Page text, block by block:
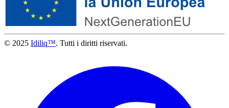
© 2025 Idiliq™. Tutti i diritti riservati.